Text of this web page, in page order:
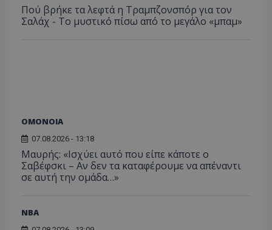
Πού βρήκε τα λεφτά η Τραμπζονσπόρ για τον
Σαλάχ - Το μυστικό πίσω από το μεγάλο «μπαμ»
ΟΜΟΝΟΙΑ
07.08.2026 - 13:18
Μαυρής: «Ισχύει αυτό που είπε κάποτε ο
Σαβέφσκι – Αν δεν τα καταφέρουμε να απέναντι
σε αυτή την ομάδα…»
NBA